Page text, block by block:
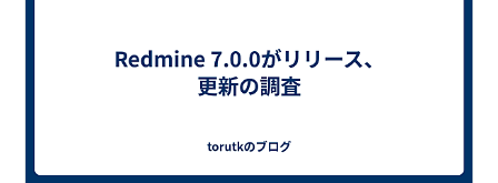
http://rubyforge.org/projects/redmine/rubyforge
プロジェクト管理ツールredMineをWindowsで使ってみ